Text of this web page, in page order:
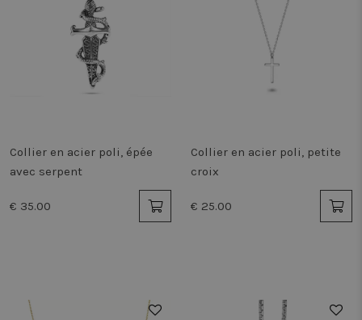
Collier en acier poli, épée
avec serpent
€ 35.00
Collier en acier poli, petite
croix
€ 25.00